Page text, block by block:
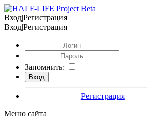
Вход|Регистрация
Вход|Регистрация
Запомнить:
Регистрация
Меню сайта